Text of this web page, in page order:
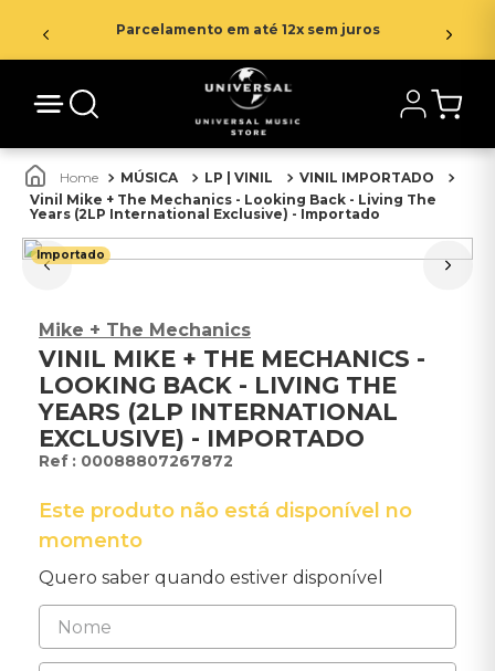
Parcelamento em até 12x sem juros
MÚSICA LP | VINIL
VINIL IMPORTADO
Vinil Mike + The Mechanics - Looking Back - Living The
Years (2LP International Exclusive) - Importado
Importado
Mike + The Mechanics
VINIL MIKE + THE MECHANICS -
LOOKING BACK - LIVING THE
YEARS (2LP INTERNATIONAL
EXCLUSIVE) - IMPORTADO
: 00088807267872
Este produto não está disponível no
momento
Quero saber quando estiver disponível